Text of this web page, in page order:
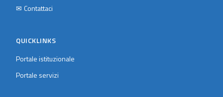
✉ Contattaci
QUICKLINKS
Portale istituzionale
Portale servizi